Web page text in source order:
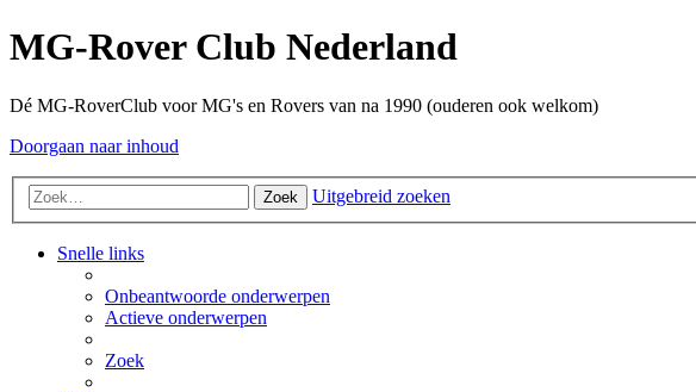
MG-Rover Club Nederland
Dé MG-RoverClub voor MG's en Rovers van na 1990 (ouderen ook welkom)
Doorgaan naar inhoud
Zoek Uitgebreid zoeken
Snelle links
Onbeantwoorde onderwerpen
Actieve onderwerpen
Zoek